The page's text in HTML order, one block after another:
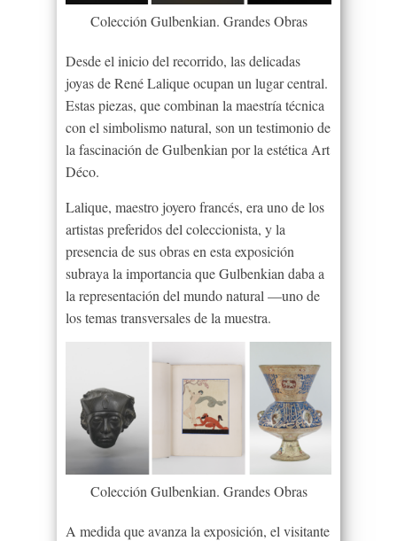
Colección Gulbenkian. Grandes Obras
Desde el inicio del recorrido, las delicadas
joyas de René Lalique ocupan un lugar central.
Estas piezas, que combinan la maestría técnica
con el simbolismo natural, son un testimonio de
la fascinación de Gulbenkian por la estética Art
Déco.
Lalique, maestro joyero francés, era uno de los
artistas preferidos del coleccionista, y la
presencia de sus obras en esta exposición
subraya la importancia que Gulbenkian daba a
la representación del mundo natural —uno de
los temas transversales de la muestra.
Colección Gulbenkian. Grandes Obras
A medida que avanza la exposición, el visitante